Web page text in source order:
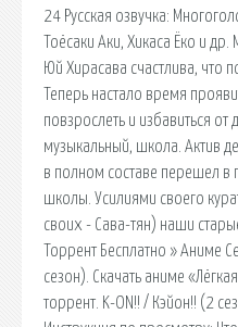
24 Русская озвучка:
Тоёсаки Аки, Хикаса Ёко и
Юй Хирасава счастлива, что
Теперь настало время
повзрослеть и избавиться
музыкальный, школа. Актив
в полном составе перешел в
школы. Усилиями своего
своих - Сава-тян) наши
Торрент Бесплатно » Аниме
сезон). Скачать аниме
торрент. K-ON!! / Кэйон!! (2